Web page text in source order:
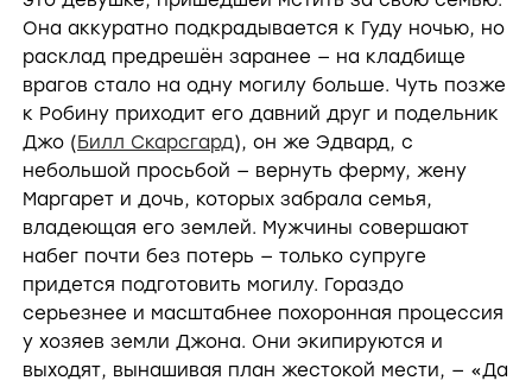
Она аккуратно подкрадывается к Гуду ночью, но
расклад предрешён заранее — на кладбище
врагов стало на одну могилу больше. Чуть позже
к Робину приходит его давний друг и подельник
Джо (Билл Скарсгард), он же Эдвард, с
небольшой просьбой — вернуть ферму, жену
Маргарет и дочь, которых забрала семья,
владеющая его землей. Мужчины совершают
набег почти без потерь — только супруге
придется подготовить могилу. Гораздо
серьезнее и масштабнее похоронная процессия
у хозяев земли Джона. Они экипируются и
выходят, вынашивая план жестокой мести, — «Да